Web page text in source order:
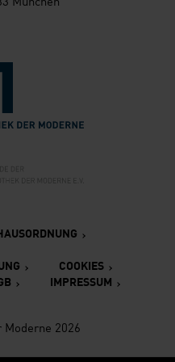
zur Seite der
2026
COOKIES
IMPRESSUM